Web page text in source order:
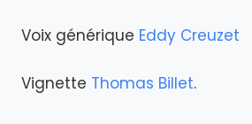
Voix générique Eddy Creuzet
Vignette Thomas Billet.